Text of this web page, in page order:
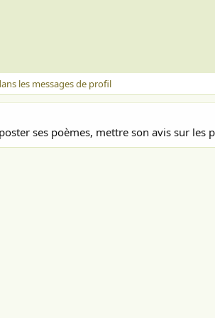
les messages de profil
ses poèmes, mettre son avis sur les